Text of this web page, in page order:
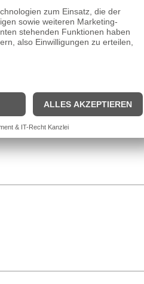
Lausanne aufgewachsen,
l`argent, l`amour“), in
Sie brillierte in
Schweizer Filmpreis für ihr